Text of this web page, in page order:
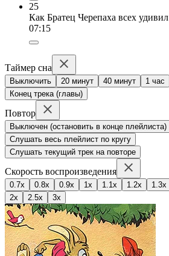
25
Как Братец Черепаха всех удивил
07:15
Таймер сна
Выключить 20 минут 40 минут 1 час
Конец трека (главы)
Повтор
Выключен (остановить в конце плейлиста)
Слушать весь плейлист по кругу
Слушать текущий трек на повторе
Скорость воспроизведения
0.7x 0.8x 0.9x 1x 1.1x 1.2x 1.3x
2x
2.5x 3x